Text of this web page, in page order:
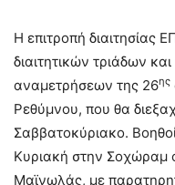
Η επιτροπή διαιτησίας
διαιτητικών τριάδων
αναμετρήσεων της 26ης
Ρεθύμνου, που θα
Σαββατοκύριακο.
Κυριακή στην Σοχώραμ
Μαϊνωλάς, με